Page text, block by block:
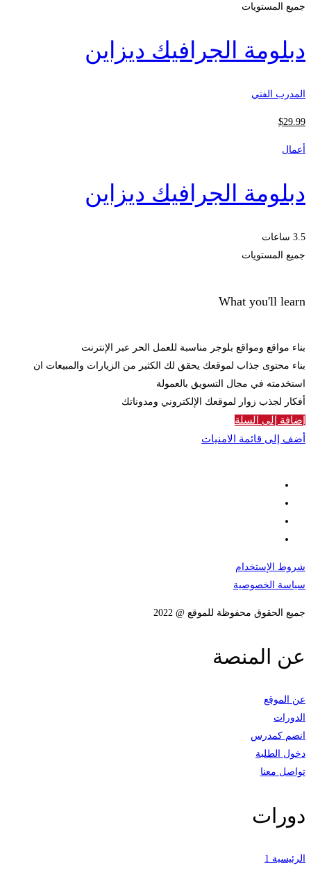
جميع المستويات
دبلومة الجرافيك ديزاين
المدرب الفني
$29 .99
أعمال
دبلومة الجرافيك ديزاين
3.5 ساعات
جميع المستويات
What you'll learn
بناء مواقع ومواقع بلوجر مناسبة للعمل الحر عبر الإنترنت
بناء محتوى جذاب لموقعك يحقق لك الكثير من الزيارات والمبيعات ان
استخدمته في مجال التسويق بالعمولة
أفكار لجذب زوار لموقعك الإلكتروني ومدوناتك
إضافة إلى السلة
أضف إلى قائمة الامنيات
شروط الإستخدام
سياسة الخصوصية
جميع الحقوق محفوظة للموقع @ 2022
عن المنصة
عن الموقع
الدورات
انضم كمدرس
دخول الطلبة
تواصل معنا
دورات
الرئيسية 1